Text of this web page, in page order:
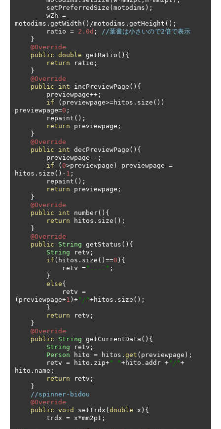
        setPreferredSize
( motodims );
        wZh
=
motodims . getWidth ()/motodims . getHeight ();
        ratio
= 2.0d ;
//葉書は小さいので2倍で表示
}
@Override
public double getRatio (){
return ratio ;
}
@Override
public
int incPreviewPage (){
        previewpage
++;
if
( previewpage>=hitos . size ())
previewpage=0 ;
        repaint
();
return previewpage ;
}
@Override
public
int decPreviewPage (){
        previewpage
--;
if
( 0>previewpage ) previewpage =
hitos . size ()- 1 ;
        repaint
();
return previewpage ;
}
@Override
public
int number(){
return hitos . size ();
}
@Override
public
String getStatus (){
String retv ;
if ( hitos . size ()==0 ){
            retv
="...." ;
}
else{
            retv
=
( previewpage+1 )+"/"+hitos . size ();
}
return retv ;
}
@Override
public
String getCurrentData (){
String retv ;
Person hito = hitos . get ( previewpage );
        retv
= hito . zip+" "+hito . addr +"/"+
hito . name ;
return retv ;
}
//spinner-bidou
@Override
public void setTrdx ( double x ){
        trdx
= x*mm2pt ;